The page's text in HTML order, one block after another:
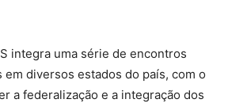
integra uma série de encontros
diversos estados do país, com o
a federalização e a integração dos